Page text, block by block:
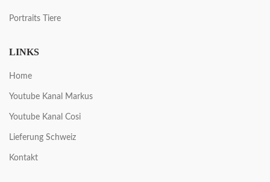
Portraits Tiere
LINKS
Home
Youtube Kanal Markus
Youtube Kanal Cosi
Lieferung Schweiz
Kontakt